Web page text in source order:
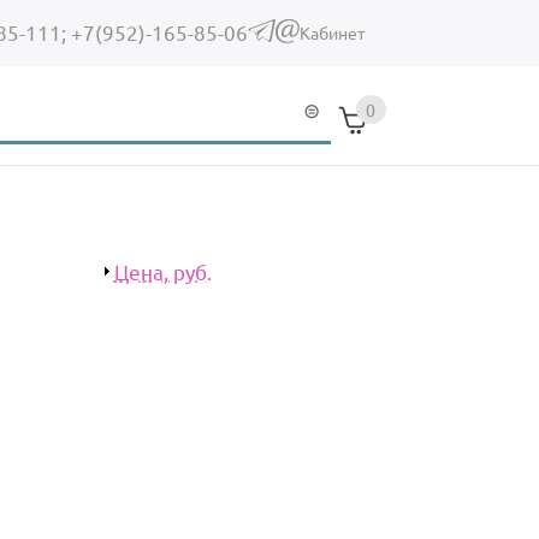
111; +7(952)-165-85-06 (link sends e-mail)
Кабинет
0
Показать
Цена, руб.